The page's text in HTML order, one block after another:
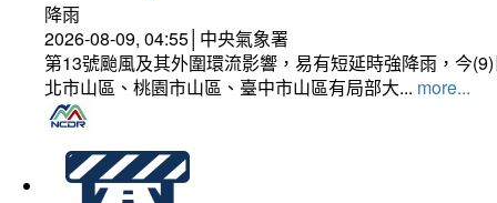
降雨
2026-08-09, 04:55│中央氣象署
第13號颱風及其外圍環流影響，易有短延時強降雨，今
北市山區、桃園市山區、臺中市山區有局部大... more...